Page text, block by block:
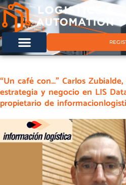
“Un café con…” Carlos
estrategia y negocio en LIS
propietario de